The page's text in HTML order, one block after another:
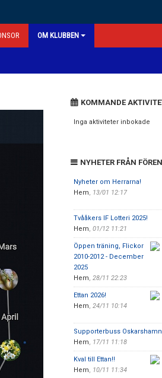
OM KLUBBEN
KOMMANDE
Inga aktiviteter inbokade
NYHETER FRÅN
Nyheter om Herrarna!
Hem, 13/01 12:17
Tvååkers IF Lotteri 2025!
Hem, 01/12 11:21
Öppen träning, Flickor
2010-2012 - December
2025
Hem, 28/11 22:23
Ettan 2026!
Hem, 24/11 10:14
Supporterbuss
Hem, 17/11 11:18
Kval till Ettan!!
Hem, 10/11 11:34